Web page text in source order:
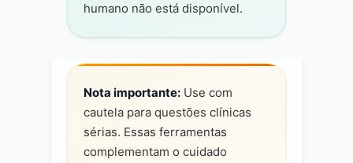
humano não está disponível.
Nota importante: Use com
cautela para questões clínicas
sérias. Essas ferramentas
complementam o cuidado